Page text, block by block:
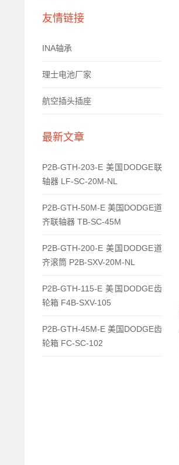
友情链接
INA轴承
理士电池厂家
航空插头插座
最新文章
P2B-GTH-203-E 美国DODGE联
轴器 LF-SC-20M-NL
P2B-GTH-50M-E 美国DODGE道
齐联轴器 TB-SC-45M
P2B-GTH-200-E 美国DODGE道
齐滚筒 P2B-SXV-20M-NL
P2B-GTH-115-E 美国DODGE齿
轮箱 F4B-SXV-105
P2B-GTH-45M-E 美国DODGE齿
轮箱 FC-SC-102